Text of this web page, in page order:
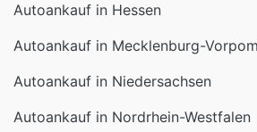
Autoankauf in Hessen
Autoankauf in Mecklenburg-
Autoankauf in Niedersachsen
Autoankauf in Nordrhein-Westfalen